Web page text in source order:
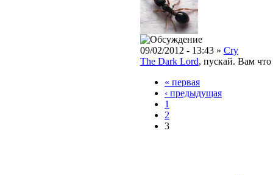
09/02/2012 - 13:43 » Cry
The Dark Lord, пускай. Вам
« первая
‹ предыдущая
1
2
3